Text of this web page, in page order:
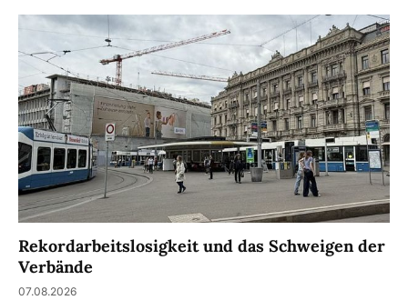
Rekordarbeitslosigkeit und das Schweigen der
Verbände
07.08.2026